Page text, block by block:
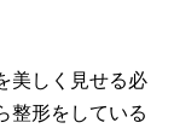
美しく見せる必
整形をしている